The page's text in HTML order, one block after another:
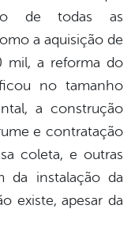
de todas as
a aquisição de
mil, a reforma do
no tamanho
a construção
e contratação
coleta, e outras
da instalação da
existe, apesar da